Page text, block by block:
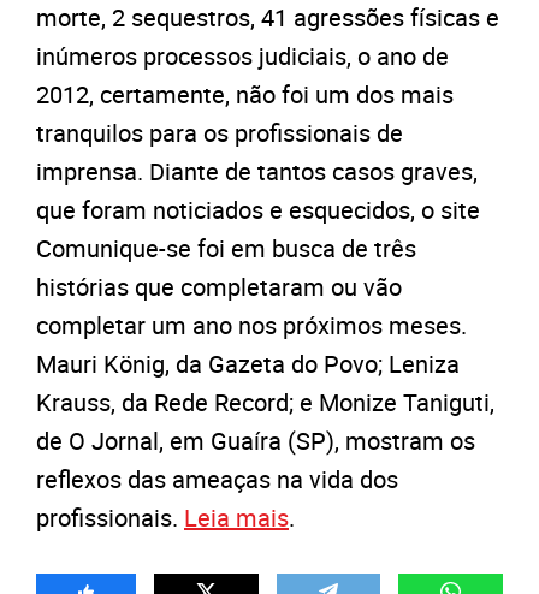
morte, 2 sequestros, 41 agressões físicas e
inúmeros processos judiciais, o ano de
2012, certamente, não foi um dos mais
tranquilos para os profissionais de
imprensa. Diante de tantos casos graves,
que foram noticiados e esquecidos, o site
Comunique-se foi em busca de três
histórias que completaram ou vão
completar um ano nos próximos meses.
Mauri König, da Gazeta do Povo; Leniza
Krauss, da Rede Record; e Monize Taniguti,
de O Jornal, em Guaíra (SP), mostram os
reflexos das ameaças na vida dos
profissionais. Leia mais.